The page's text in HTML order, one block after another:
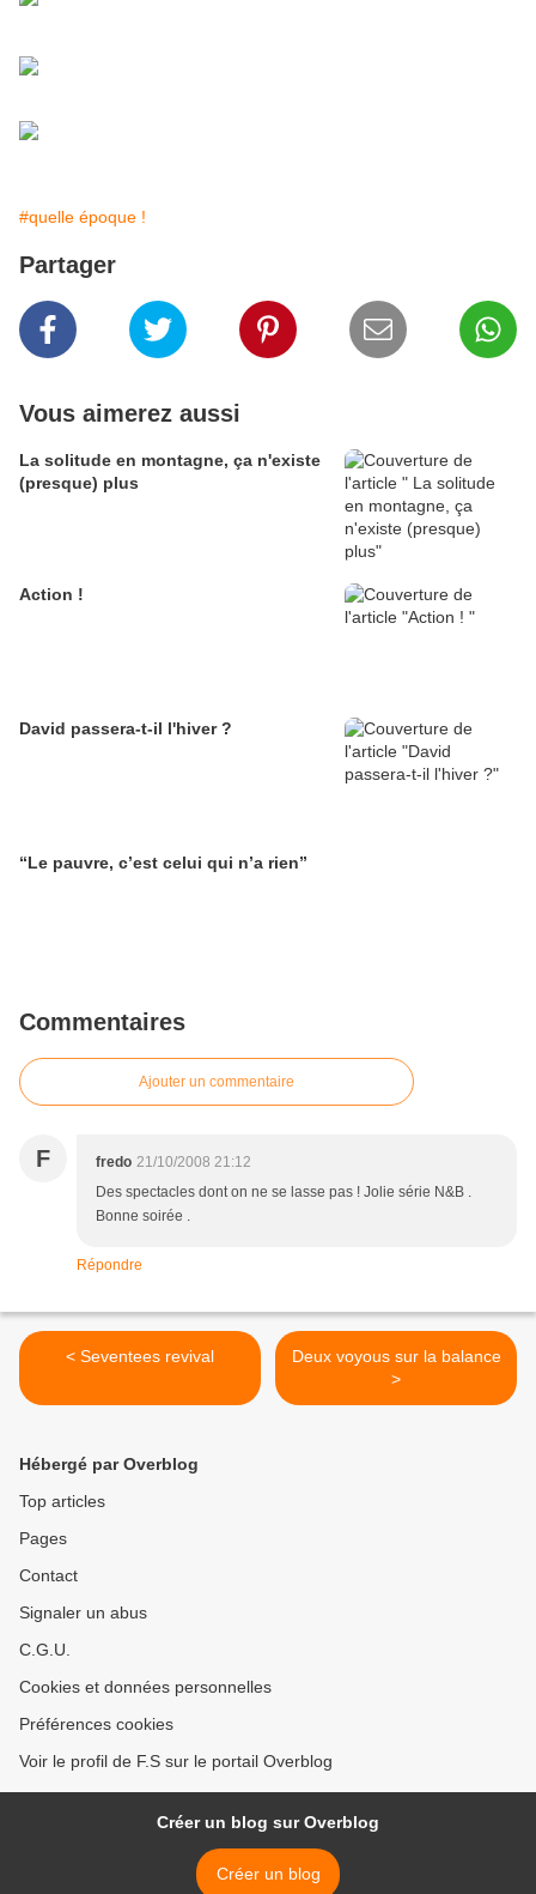
#quelle époque !
Partager
Vous aimerez aussi
La solitude en montagne, ça n'existe
(presque) plus
Action !
David passera-t-il l'hiver ?
“Le pauvre, c’est celui qui n’a rien”
Commentaires
Ajouter un commentaire
F fredo 21/10/2008 21:12
Des spectacles dont on ne se lasse pas ! Jolie série N&B .
Bonne soirée .
Répondre
< Seventees revival
Deux voyous sur la balance
>
Hébergé par Overblog
Top articles
Pages
Contact
Signaler un abus
C.G.U.
Cookies et données personnelles
Préférences cookies
Voir le profil de F.S sur le portail Overblog
Créer un blog sur Overblog
Créer un blog